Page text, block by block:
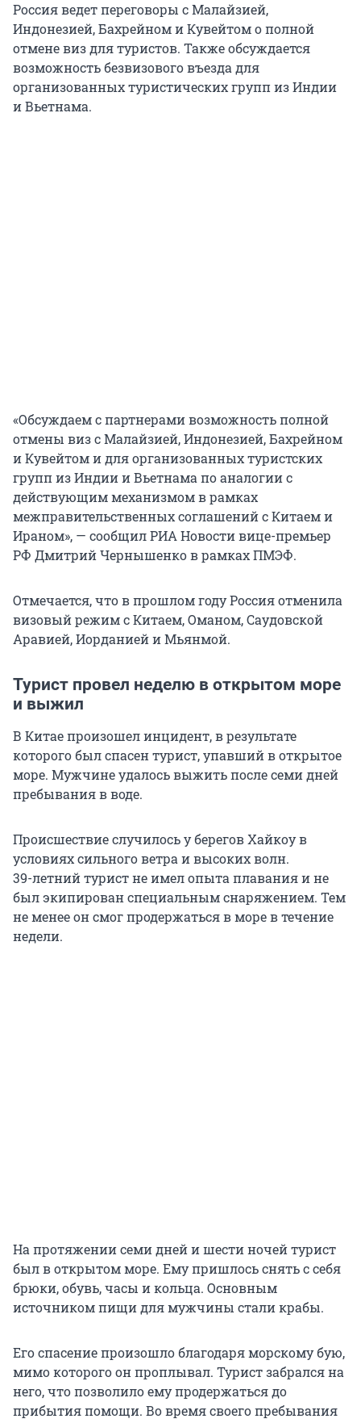
Россия ведет переговоры с Малайзией,
Индонезией, Бахрейном и Кувейтом о полной
отмене виз для туристов. Также обсуждается
возможность безвизового въезда для
организованных туристических групп из Индии
и Вьетнама.
«Обсуждаем с партнерами возможность полной
отмены виз с Малайзией, Индонезией, Бахрейном
и Кувейтом и для организованных туристских
групп из Индии и Вьетнама по аналогии с
действующим механизмом в рамках
межправительственных соглашений с Китаем и
Ираном», — сообщил РИА Новости вице-премьер
РФ Дмитрий Чернышенко в рамках ПМЭФ.
Отмечается, что в прошлом году Россия отменила
визовый режим с Китаем, Оманом, Саудовской
Аравией, Иорданией и Мьянмой.
Турист провел неделю в открытом море
и выжил
В Китае произошел инцидент, в результате
которого был спасен турист, упавший в открытое
море. Мужчине удалось выжить после семи дней
пребывания в воде.
Происшествие случилось у берегов Хайкоу в
условиях сильного ветра и высоких волн.
39-летнийтурист не имел опыта плавания и не
был экипирован специальным снаряжением. Тем
не менее он смог продержаться в море в течение
недели.
На протяжении семи дней и шести ночей турист
был в открытом море. Ему пришлось снять с себя
брюки, обувь, часы и кольца. Основным
источником пищи для мужчины стали крабы.
Его спасение произошло благодаря морскому бую,
мимо которого он проплывал. Турист забрался на
него, что позволило ему продержаться до
прибытия помощи. Во время своего пребывания